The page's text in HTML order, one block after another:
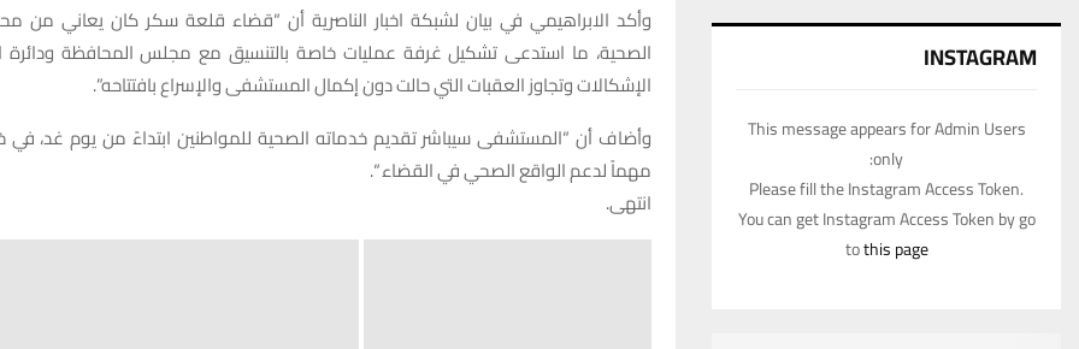
وأكد الابراهيمي في بيان لشبكة اخبار الناصرية أن “قضاء قلعة سكر كان يعاني من
الصحية، ما استدعى تشكيل غرفة عمليات خاصة بالتنسيق مع مجلس المحافظة ودائرة
الإشكالات وتجاوز العقبات التي حالت دون إكمال المستشفى والإسراع بافتتاحه”.
وأضاف أن “المستشفى سيباشر تقديم خدماته الصحية للمواطنين ابتداءً من يوم غد، في
مهماً لدعم الواقع الصحي في القضاء “.
انتهى.
INSTAGRAM
This message appears for Admin Users
only:
Please fill the Instagram Access Token.
You can get Instagram Access Token by go
tothis page